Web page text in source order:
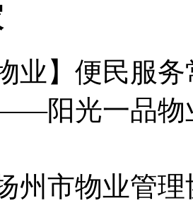
业】便民服
阳光一品物
州市物业管